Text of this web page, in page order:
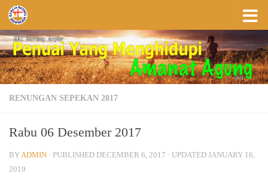
Skip to content
RENUNGAN SEPEKAN 2017
Rabu 06 Desember 2017
BYADMIN · PUBLISHED DECEMBER 6, 2017 · UPDATED JANUARY 16,
2019